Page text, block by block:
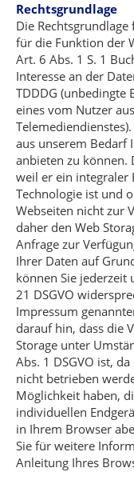
Rechtsgrundlage
Die
für die Funktion der
Art. 6 Abs. 1 S. 1
Interesse an der
TDDDG (unbedingte
eines vom Nutzer
aus unserem Bedarf
anbieten zu können.
weil er ein integraler
Technologie ist und
Webseiten nicht zur
daher den Web
Anfrage zur
Ihrer Daten auf
können Sie jederzeit
21 DSGVO
Impressum
darauf hin, dass die
Storage unter
Abs. 1 DSGVO ist,
nicht betrieben
Möglichkeit haben,
individuellen
in Ihrem Browser
Sie für weitere
Anleitung Ihres